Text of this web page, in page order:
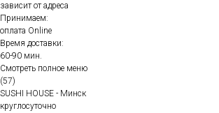
зависит от адреса
Принимаем:
оплата Online
Время доставки:
60-90 мин.
Смотреть полное меню
(57)
SUSHI HOUSE - Минск
круглосуточно